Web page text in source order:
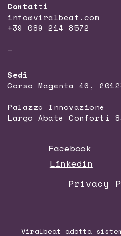
Contatti
info@viralbeat.com
+39 089 214 8572
—
Sedi
Corso Magenta 46,
Palazzo Innovazione
Largo Abate Conforti
Facebook
Linkedin
Privacy
Viralbeat adotta